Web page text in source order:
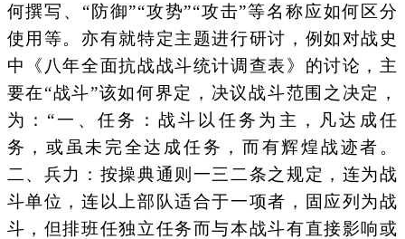
何撰写、“防御”“攻势”“攻击”等名称应如何区分
使用等。亦有就特定主题进行研讨，例如对战史
中《八年全面抗战战斗统计调查表》的讨论，主
要在“战斗”该如何界定，决议战斗范围之决定，
为：“一、任务：战斗以任务为主，凡达成任
务，或虽未完全达成任务，而有辉煌战迹者。
二、兵力：按操典通则一三二条之规定，连为战
斗单位，连以上部队适合于一项者，固应列为战
斗，但排班任独立任务而与本战斗有直接影响或